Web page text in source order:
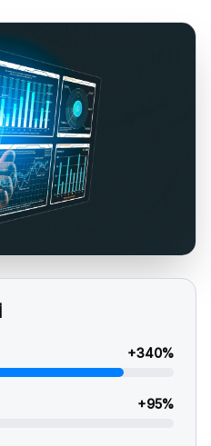
+340%
+95%